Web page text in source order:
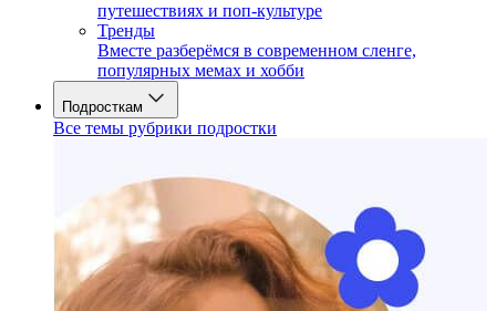
путешествиях и поп-культуре
Тренды
Вместе разберёмся в современном сленге,
популярных мемах и хобби
Подросткам
Все темы рубрики подростки